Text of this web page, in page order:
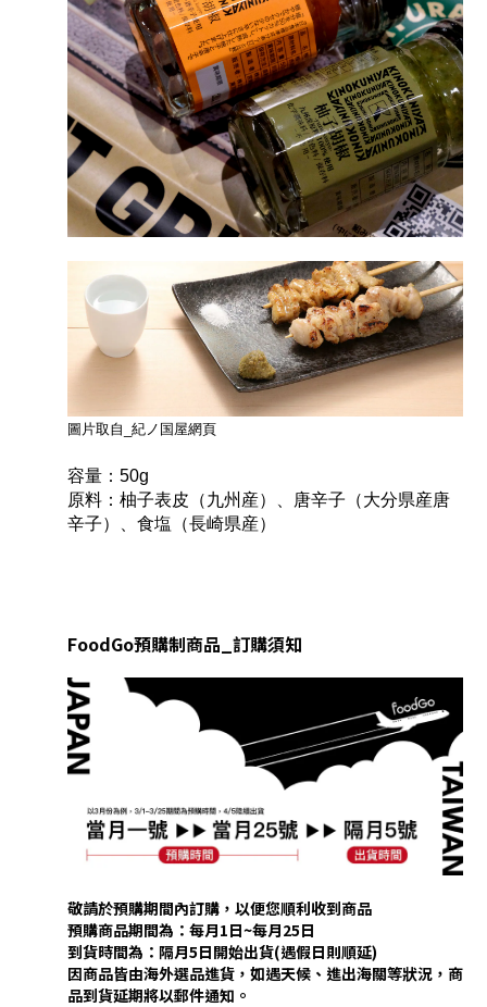
圖片取自_ 紀ノ国屋網頁
容量：50g
原料：柚子表皮（九州産）、唐辛子（大分県産唐
辛子）、食塩（長崎県産）
FoodGo預購制商品_訂購須知
敬請於預購期間內訂購，以便您順利收到商品
預購商品期間為：每月1日~每月25日
到貨時間為：隔月5日開始出貨(遇假日則順延)
因商品皆由海外選品進貨，如遇天候、進出海關等狀況，商
品到貨延期將以郵件通知。